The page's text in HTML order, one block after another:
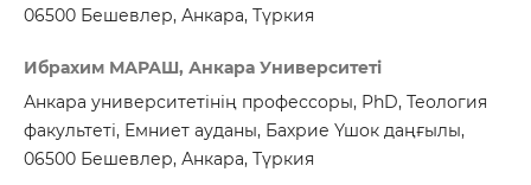
06500 Бешевлер, Анкара, Түркия
Ибрахим МАРАШ, Анкара Университеті
Анкара университетінің профессоры, PhD, Теология
факультеті, Емниет ауданы, Бахрие Үшок даңғылы,
06500 Бешевлер, Анкара, Түркия